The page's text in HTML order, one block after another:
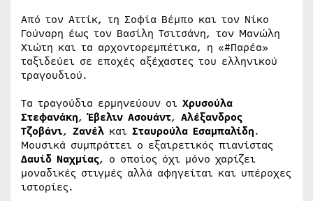
Από τον Αττίκ, τη Σοφία Βέμπο και τον Νίκο
Γούναρη έως τον Βασίλη Τσιτσάνη, τον Μανώλη
Χιώτη και τα αρχοντορεμπέτικα, η «#Παρέα»
ταξιδεύει σε εποχές αξέχαστες του ελληνικού
τραγουδιού.
Τα τραγούδια ερμηνεύουν οι Χρυσούλα
Στεφανάκη,Έβελιν Ασουάντ, Αλέξανδρος
Τζοβάνι, Ζανέλ και Σταυρούλα Εσαμπαλίδη.
Μουσικά συμπράττει ο εξαιρετικός πιανίστας
Δαυίδ Ναχμίας, ο οποίος όχι μόνο χαρίζει
μοναδικές στιγμές αλλά αφηγείται και υπέροχες
ιστορίες.